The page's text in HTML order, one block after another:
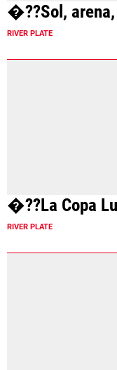
�??Sol,
RIVER PLATE
�??La Copa
RIVER PLATE